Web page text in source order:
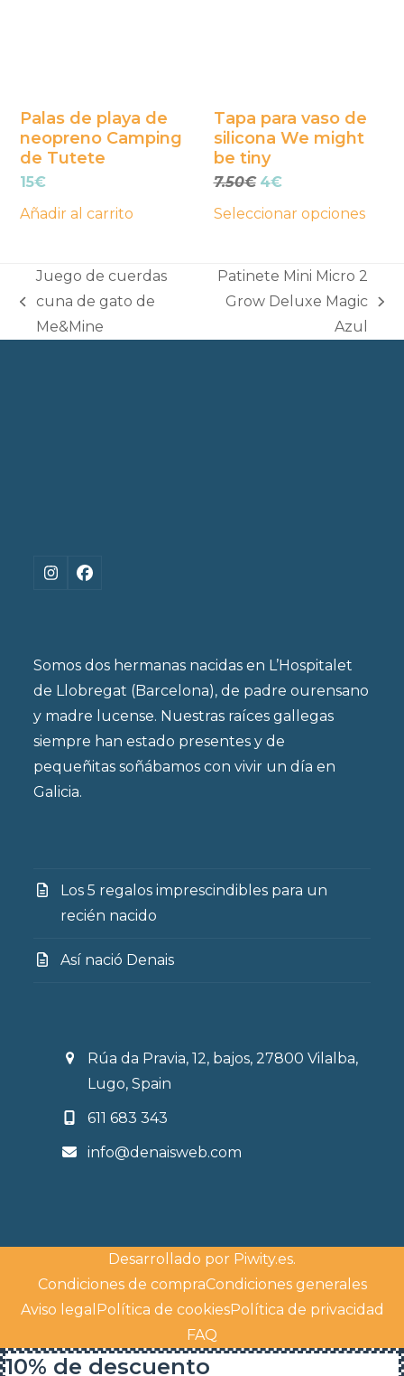
Palas de playa de
neopreno Camping
de Tutete
15€
Añadir al carrito
Tapa para vaso de
silicona We might
be tiny
7.50€ El
original
4€El
actual
Seleccionar opciones
se
pueden
elegir
en
la
previous
post:
Juego de cuerdas
cuna de gato de
Me&Mine
post:
Patinete Mini Micro 2
Grow Deluxe Magic
Azul
Instagram
Facebook
Somos dos hermanas nacidas en L’Hospitalet
de Llobregat (Barcelona), de padre ourensano
y madre lucense. Nuestras raíces gallegas
siempre han estado presentes y de
pequeñitas soñábamos con vivir un día en
Galicia.
Los 5 regalos imprescindibles para un
recién nacido
Así nació Denais
Rúa da Pravia, 12, bajos, 27800 Vilalba,
Lugo, Spain
611 683 343
info@denaisweb.com
Desarrollado por Piwity.es.
Condiciones de compraCondiciones generales
Aviso legal Política de cookiesPolítica de privacidad
FAQ
10% de descuento